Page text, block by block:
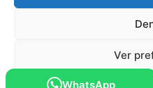
Ver
Cookies
Pago seguro: Tarjeta de Crédito / Débito
© 2026 ViveroPlantas Online S.L. · NIF
WhatsApp